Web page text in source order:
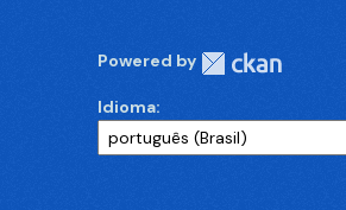
Powered by
Idioma